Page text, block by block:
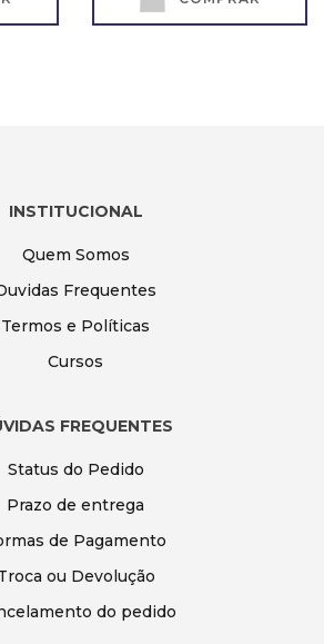
INSTITUCIONAL
Quem Somos
Frequentes
Termos e Políticas
Cursos
FREQUENTES
Status do Pedido
Prazo de entrega
de Pagamento
ou Devolução
do pedido